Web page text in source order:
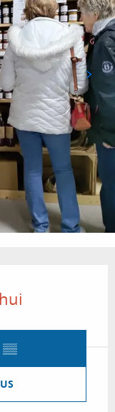
▒▒